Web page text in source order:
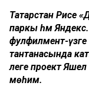
Татарстан Рәисе
паркы һәм
фулфилмент-
тантанасында
әлеге проект
мөһим.